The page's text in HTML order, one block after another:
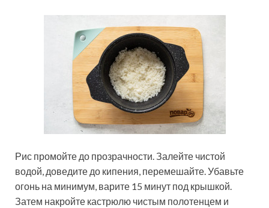
Рис промойте до прозрачности. Залейте чистой
водой, доведите до кипения, перемешайте. Убавьте
огонь на минимум, варите 15 минут под крышкой.
Затем накройте кастрюлю чистым полотенцем и